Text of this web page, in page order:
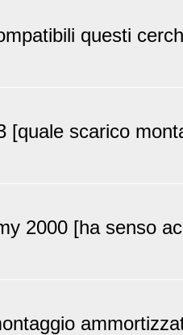
questi
[quale scarico
2000 [ha senso